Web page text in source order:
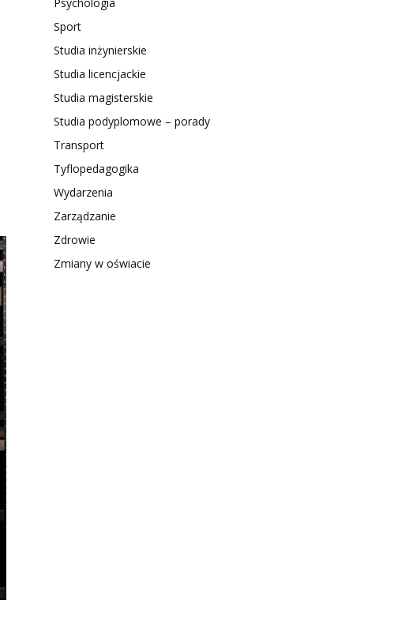
Sport
Studia inżynierskie
Studia licencjackie
Studia magisterskie
Studia podyplomowe – porady
Transport
Tyflopedagogika
Wydarzenia
Zarządzanie
Zdrowie
Zmiany w oświacie